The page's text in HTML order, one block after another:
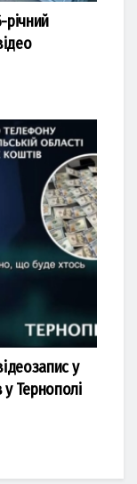
річний
у
Тернополі